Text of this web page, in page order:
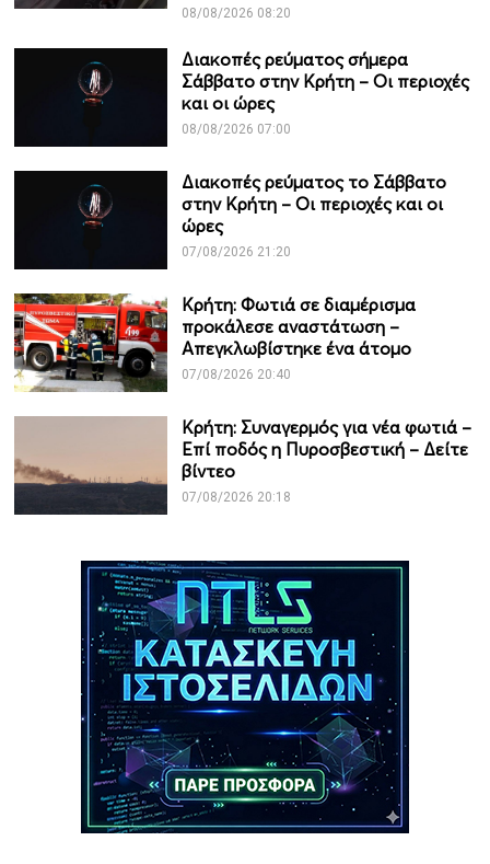
08/08/2026 08:20
Διακοπές ρεύματος σήμερα
Σάββατο στην Κρήτη – Οι περιοχές
και οι ώρες
08/08/2026 07:00
Διακοπές ρεύματος το Σάββατο
στην Κρήτη – Οι περιοχές και οι
ώρες
07/08/2026 21:20
Κρήτη: Φωτιά σε διαμέρισμα
προκάλεσε αναστάτωση –
Απεγκλωβίστηκε ένα άτομο
07/08/2026 20:40
Κρήτη: Συναγερμός για νέα φωτιά –
Επί ποδός η Πυροσβεστική – Δείτε
βίντεο
07/08/2026 20:18